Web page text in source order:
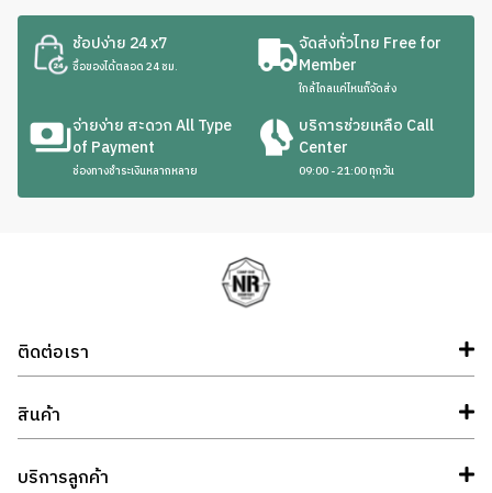
ช้อปง่าย 24 x7
ซื้อของได้ตลอด 24 ชม.
จัดส่งทั่วไทย Free for
Member
ใกล้ไกลแค่ไหนก็จัดส่ง
จ่ายง่าย สะดวก All Type
of Payment
ช่องทางชำระเงินหลากหลาย
บริการช่วยเหลือ Call
Center
09:00 - 21:00 ทุกวัน
ติดต่อเรา
สินค้า
บริการลูกค้า